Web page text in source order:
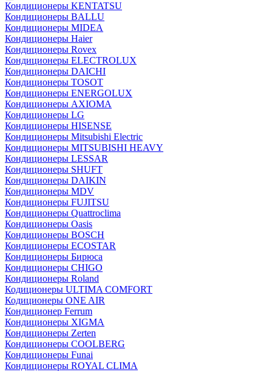
Кондиционеры KENTATSU
Кондиционеры BALLU
Кондиционеры MIDEA
Кондиционеры Haier
Кондиционеры Rovex
Кондиционеры ELECTROLUX
Кондиционеры DAICHI
Кондиционеры TOSOT
Кондиционеры ENERGOLUX
Кондиционеры AXIOMA
Кондиционеры LG
Кондиционеры HISENSE
Кондиционеры Mitsubishi Electric
Кондиционеры MITSUBISHI HEAVY
Кондиционеры LESSAR
Кондиционеры SHUFT
Кондиционеры DAIKIN
Кондиционеры MDV
Кондиционеры FUJITSU
Кондиционеры Quattroclima
Кондиционеры Oasis
Кондиционеры BOSCH
Кондиционеры ECOSTAR
Кондиционеры Бирюса
Кондиционеры CHIGO
Кондиционеры Roland
Кодиционеры ULTIMA COMFORT
Кодиционеры ONE AIR
Кондиционер Ferrum
Кондиционеры XIGMA
Кондиционеры Zerten
Кондиционеры СOOLBERG
Кондиционеры Funai
Кондиционеры ROYAL CLIMA